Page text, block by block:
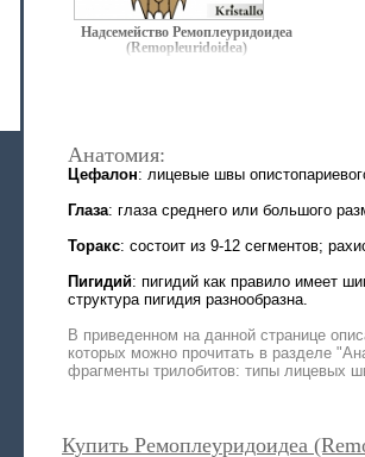
Надсемейство Ремоплеуридоидеа
(Remopleuridoidea)
Анатомия:
Цефалон: лицевые швы
Глаза: глаза среднего или большого
Торакс: состоит из 9-12 сегментов;
Пигидий: пигидий как правило имеет
структура пигидия разнообразна.
В приведенном на данной странице
которых можно прочитать в разделе
фрагменты трилобитов: типы лицевых
Купить Ремоплеуридоидеа